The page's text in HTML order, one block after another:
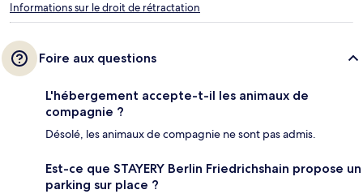
Informations sur le droit de rétractation
Foire aux questions
L'hébergement accepte-t-il les animaux de
compagnie ?
Désolé, les animaux de compagnie ne sont pas admis.
Est-ce que STAYERY Berlin Friedrichshain propose un
parking sur place ?